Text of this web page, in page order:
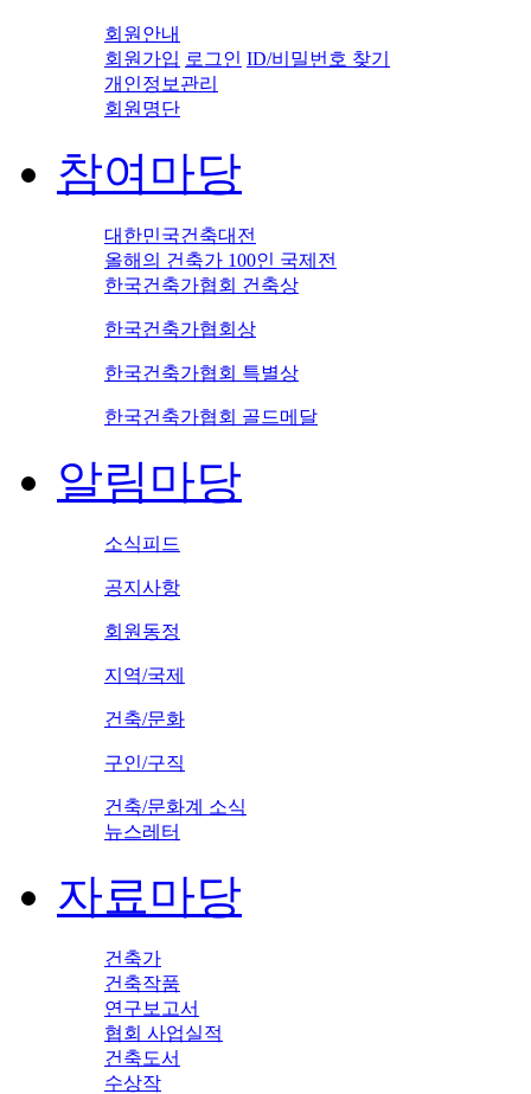
회원안내
회원가입 로그인 ID/비밀번호 찾기
개인정보관리
회원명단
참여마당
대한민국건축대전
올해의 건축가 100인 국제전
한국건축가협회 건축상
한국건축가협회상
한국건축가협회 특별상
한국건축가협회 골드메달
알림마당
소식피드
공지사항
회원동정
지역/국제
건축/문화
구인/구직
건축/문화계 소식
뉴스레터
자료마당
건축가
건축작품
연구보고서
협회 사업실적
건축도서
수상작